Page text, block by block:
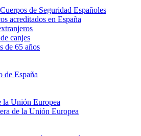
de Seguridad Españoles
acreditados en España
canjes
de 65 años
de España
la Unión Europea
de la Unión Europea